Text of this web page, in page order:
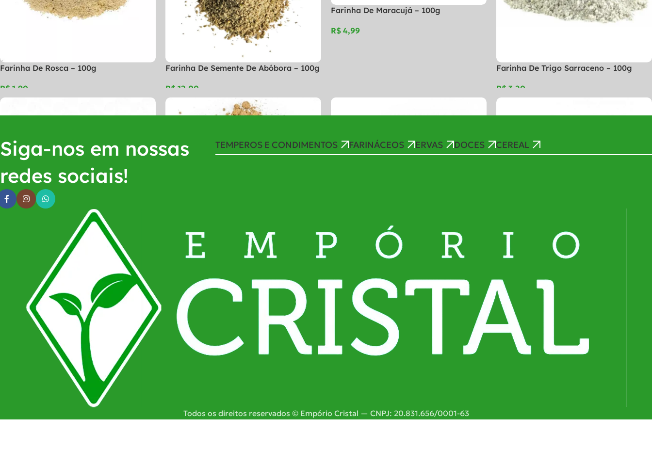
Farinha De Rosca – 100g
R$
Farinha De Semente De Abóbora – 100g
R$
Farinha De Maracujá – 100g
R$
Farinha De Trigo Sarraceno – 100g
R$
Espinafre Em Pó – 100g Farinha De Berinjela – 100g Farinha De Gergelim – 100g
R$
R$
Siga-nos em nossas
redes sociais!
TEMPEROS E CONDIMENTOS FARINÁCEOS ERVAS DOCES CEREAL
Todos os direitos reservados © Empório Cristal — CNPJ: 20.831.656/0001-63